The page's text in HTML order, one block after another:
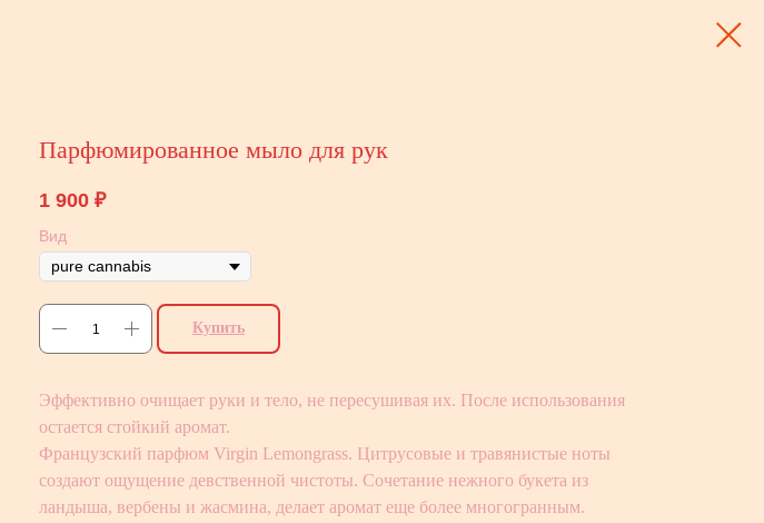
Парфюмированное мыло для рук
1 900 ₽
Вид
Купить
Эффективно очищает руки и тело, не пересушивая их. После использования
остается стойкий аромат.
Французский парфюм Virgin Lemongrass. Цитрусовые и травянистые ноты
создают ощущение девственной чистоты. Сочетание нежного букета из
ландыша, вербены и жасмина, делает аромат еще более многогранным.